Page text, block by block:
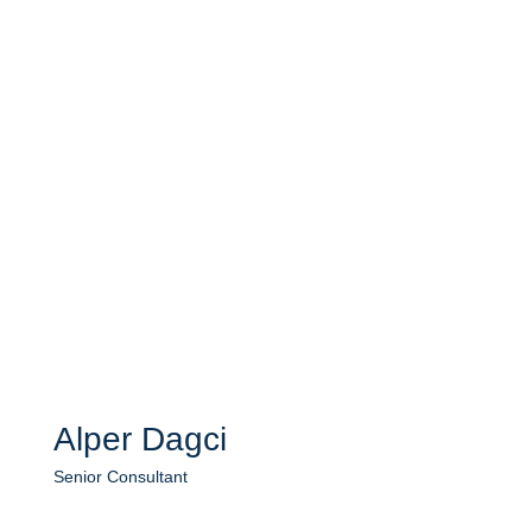
Alper Dagci
Senior Consultant